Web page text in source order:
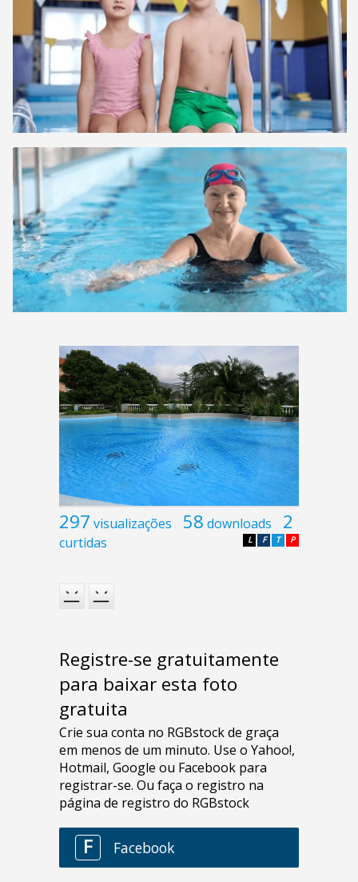
297 visualizações 58 downloads 2
curtidas P
T
F
L
Registre-se gratuitamente
para baixar esta foto
gratuita